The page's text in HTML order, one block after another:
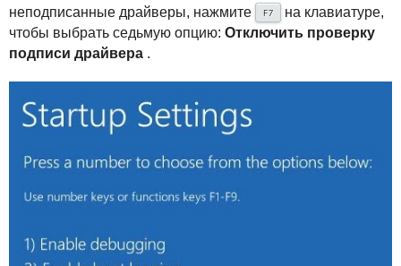
неподписанные драйверы, нажмите
F7
на клавиатуре,
чтобы выбрать седьмую опцию: Отключить проверку
подписи драйвера .